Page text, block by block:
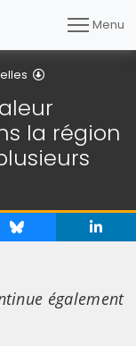
Menu
la région
également